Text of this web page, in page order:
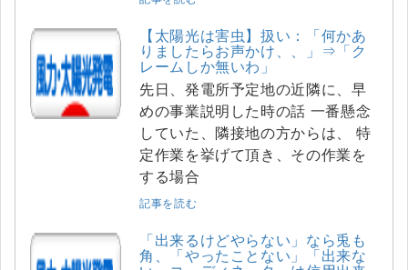
【太陽光は害虫】扱い：「何かあ
りましたらお声かけ、、」⇒「ク
レームしか無いわ」
先日、発電所予定地の近隣に、早
めの事業説明した時の話 一番懸念
していた、隣接地の方からは、 特
定作業を挙げて頂き、その作業を
する場合
記事を読む
「出来るけどやらない」なら兎も
角、「やったことない」「出来な